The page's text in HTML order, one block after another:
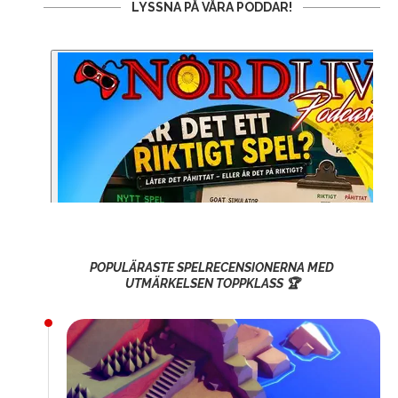
LYSSNA PÅ VÅRA PODDAR!
POPULÄRASTE SPELRECENSIONERNA MED
UTMÄRKELSEN TOPPKLASS 🏆